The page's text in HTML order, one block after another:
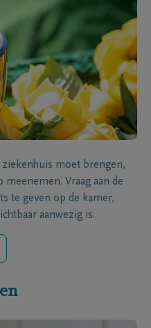
ziekenhuis moet brengen,
Vraag aan de
te geven op de kamer,
aanwezig is.